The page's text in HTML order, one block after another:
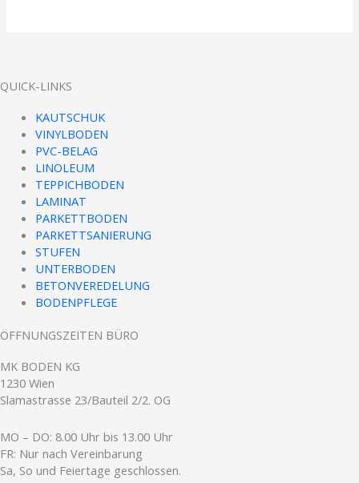
QUICK-LINKS
KAUTSCHUK
VINYLBODEN
PVC-BELAG
LINOLEUM
TEPPICHBODEN
LAMINAT
PARKETTBODEN
PARKETTSANIERUNG
STUFEN
UNTERBODEN
BETONVEREDELUNG
BODENPFLEGE
ÖFFNUNGSZEITEN BÜRO
MK BODEN KG
1230 Wien
Slamastrasse 23/Bauteil 2/2. OG
MO – DO: 8.00 Uhr bis 13.00 Uhr
FR: Nur nach Vereinbarung
Sa, So und Feiertage geschlossen.